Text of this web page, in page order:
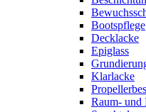
Bootspflege
Decklacke
Epiglass
Klarlacke
Raum- und